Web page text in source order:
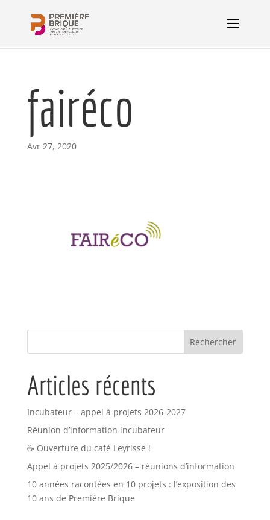
fairéco
Avr 27, 2020
Articles récents
Incubateur – appel à projets 2026-2027
Réunion d’information incubateur
☕ Ouverture du café Leyrisse !
Appel à projets 2025/2026 – réunions d’information
10 années racontées en 10 projets : l’exposition des
10 ans de Première Brique